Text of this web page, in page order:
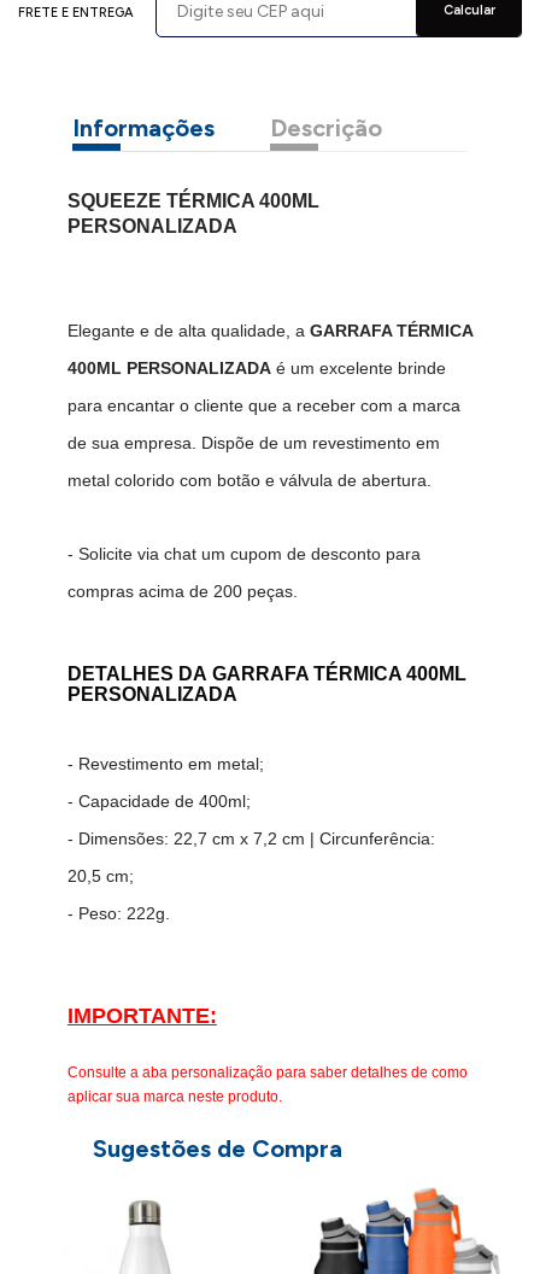
FRETE E ENTREGA Calcular
Informações Descrição
SQUEEZE TÉRMICA 400ML
PERSONALIZADA
Elegante e de alta qualidade, a GARRAFA TÉRMICA
400ML PERSONALIZADAé um excelente brinde
para encantar o cliente que a receber com a marca
de sua empresa. Dispõe de um revestimento em
metal colorido com botão e válvula de abertura.
- Solicite via chat um cupom de desconto para
compras acima de 200 peças.
DETALHES DA GARRAFA TÉRMICA 400ML
PERSONALIZADA
- Revestimento em metal;
- Capacidade de 400ml;
- Dimensões: 22,7 cm x 7,2 cm | Circunferência:
20,5 cm;
- Peso: 222g.
IMPORTANTE:
Consulte a aba personalização para saber detalhes de como
aplicar sua marca neste produto.
Sugestões de Compra